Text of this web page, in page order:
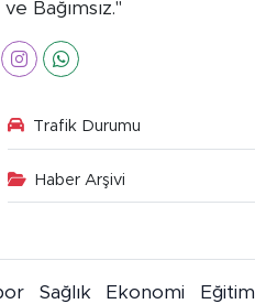
Bağımsız."
Trafik Durumu
Haber Arşivi
Sağlık Ekonomi Eğitim